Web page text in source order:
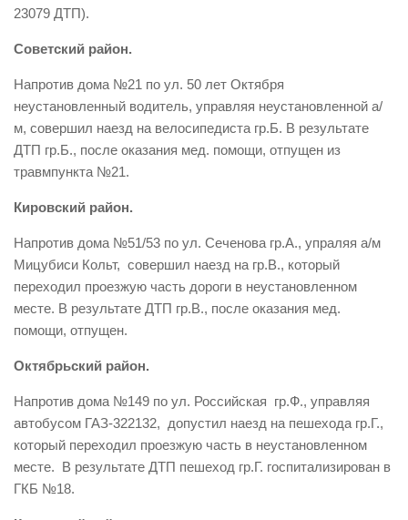
23079 ДТП).
Советский район.
Напротив дома №21 по ул. 50 лет Октября
неустановленный водитель, управляя неустановленной а/
м, совершил наезд на велосипедиста гр.Б. В результате
ДТП гр.Б., после оказания мед. помощи, отпущен из
травмпункта №21.
Кировский район.
Напротив дома №51/53 по ул. Сеченова гр.А., упраляя а/м
Мицубиси Кольт, совершил наезд на гр.В., который
переходил проезжую часть дороги в неустановленном
месте. В результате ДТП гр.В., после оказания мед.
помощи, отпущен.
Октябрьский район.
Напротив дома №149 по ул. Российская гр.Ф., управляя
автобусом ГАЗ-322132, допустил наезд на пешехода гр.Г.,
который переходил проезжую часть в неустановленном
месте. В результате ДТП пешеход гр.Г. госпитализирован в
ГКБ №18.